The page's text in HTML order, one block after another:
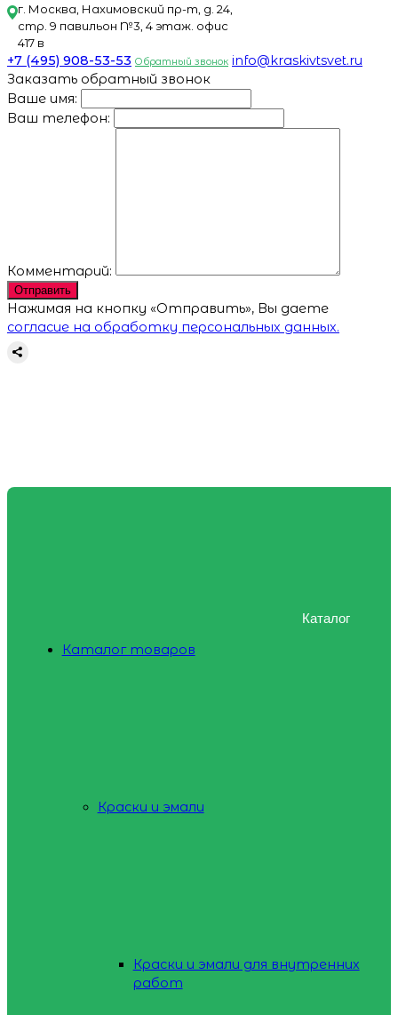
г. Москва, Нахимовский пр-т, д. 24,
стр. 9 павильон №3, 4 этаж. офис
417 в
+7 (495) 908-53-53 Обратный звонок info@kraskivtsvet.ru
Заказать обратный звонок
Ваше имя:
Ваш телефон:
Комментарий:
Отправить
Нажимая на кнопку «Отправить», Вы даете
согласие на обработку персональных данных.
Каталог
Каталог товаров
Краски и эмали
Краски и эмали для внутренних
работ